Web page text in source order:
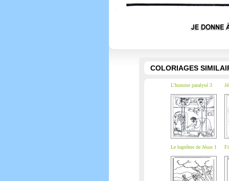
COLORIAGES
L'homme paralysé 3
Le baptême de Jésus 1